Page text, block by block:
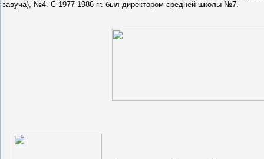
завуча), №4. С 1977-1986 гг. был директором средней школы №7.